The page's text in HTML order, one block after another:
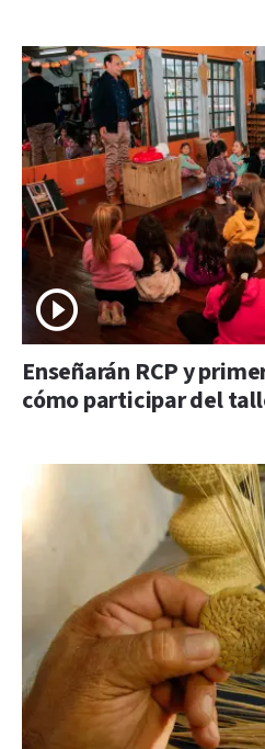
Enseñarán RCP y
cómo participar del